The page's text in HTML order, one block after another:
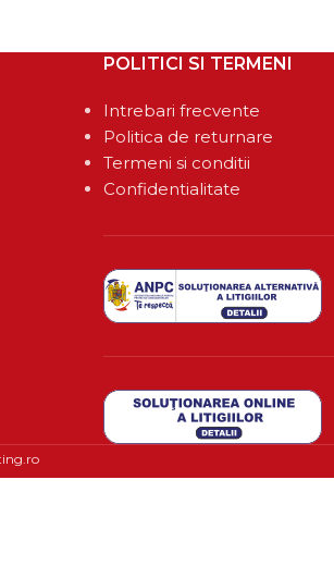
POLITICI SI TERMENI
Intrebari frecvente
Politica de returnare
Termeni si conditii
Confidentialitate